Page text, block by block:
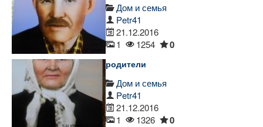
Дом и семья
Petr41
21.12.2016
1
1254 0
родители
Дом и семья
Petr41
21.12.2016
1
1326 0